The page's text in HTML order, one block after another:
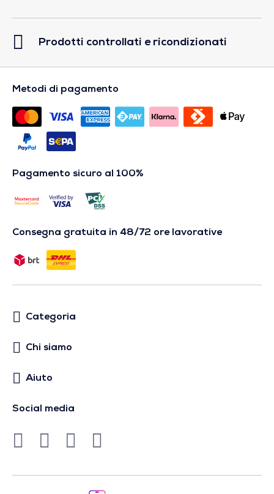
Prodotti controllati e ricondizionati
Metodi di pagamento
Pagamento sicuro al 100%
Consegna gratuita in 48/72 ore lavorative
Categoria
Chi siamo
Aiuto
Social media